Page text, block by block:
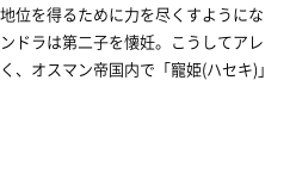
位を得るために力を尽くすようにな
ドラは第二子を懐妊。こうしてアレ
、オスマン帝国内で「寵姫(ハセキ)」